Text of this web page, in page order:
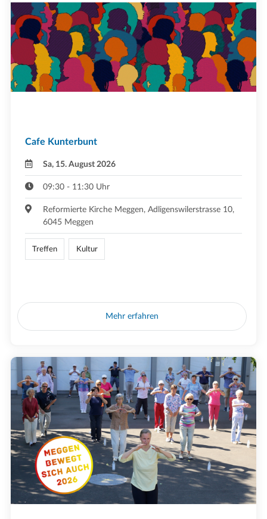
Cafe Kunterbunt
Sa, 15. August 2026
09:30 - 11:30 Uhr
Reformierte Kirche Meggen, Adligenswilerstrasse 10,
6045 Meggen
Treffen Kultur
Mehr erfahren